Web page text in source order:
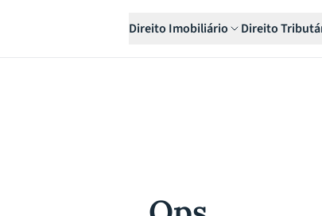
Direito Imobiliário Direito